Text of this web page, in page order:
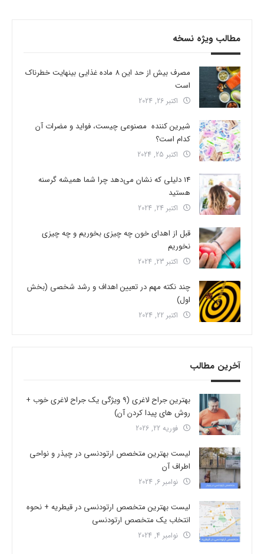
مطالب ویژه نسخه
مصرف بیش از حد این 8 ماده غذایی بینهایت خطرناک
است
اکتبر 26, 2024
شیرین کننده مصنوعی چیست، فواید و مضرات آن
کدام است؟
اکتبر 25, 2024
14 دلیلی که نشان می‌دهد چرا شما همیشه گرسنه
هستید
اکتبر 24, 2024
قبل از اهدای خون چه چیزی بخوریم و چه چیزی
نخوریم
اکتبر 23, 2024
چند نکته مهم در تعیین اهداف و رشد شخصی (بخش
اول)
اکتبر 22, 2024
آخرین مطالب
بهترین جراح لاغری (9 ویژگی یک جراح لاغری خوب +
روش های پیدا کردن آن)
فوریه 22, 2026
لیست بهترین متخصص ارتودنسی در چیذر و نواحی
اطراف آن
نوامبر 6, 2024
لیست بهترین متخصص ارتودنسی در قیطریه + نحوه
انتخاب یک متخصص ارتودنسی
نوامبر 4, 2024